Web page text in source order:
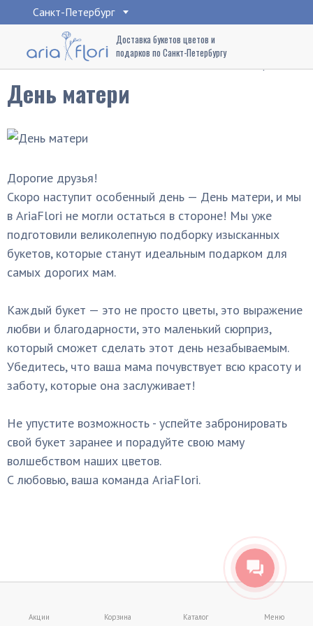
Санкт-Петербург
Доставка букетов цветов и
подарков по Санкт-Петербургу
Компания
День матери
Дорогие друзья!
Скоро наступит особенный день — День матери, и мы
в AriaFlori не могли остаться в стороне! Мы уже
подготовили великолепную подборку изысканных
букетов, которые станут идеальным подарком для
самых дорогих мам.
Каждый букет — это не просто цветы, это выражение
любви и благодарности, это маленький сюрприз,
который сможет сделать этот день незабываемым.
Убедитесь, что ваша мама почувствует всю красоту и
заботу, которые она заслуживает!
Не упустите возможность - успейте забронировать
свой букет заранее и порадуйте свою маму
волшебством наших цветов.
С любовью, ваша команда AriaFlori.
Акции Корзина Каталог Меню